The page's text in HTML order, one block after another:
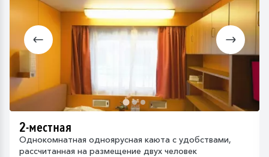
2-местная
Однокомнатная одноярусная каюта с удобствами,
рассчитанная на размещение двух человек